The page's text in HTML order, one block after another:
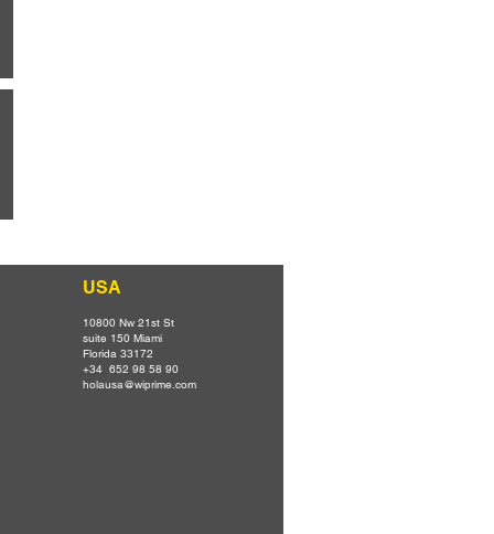
USA
10800 Nw 21st St
suite 150 Miami
Florida 33172
+34 652 98 58 90
holausa@wiprime.com